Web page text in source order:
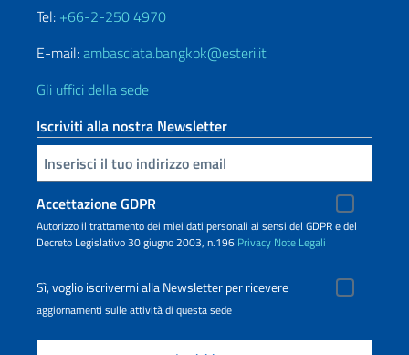
Tel: +66-2-250 4970
E-mail:ambasciata.bangkok@esteri.it
Gli uffici della sede
Iscriviti alla nostra Newsletter
Inserisci la tua email
Accettazione GDPR
Autorizzo il trattamento dei miei dati personali ai sensi del GDPR e del
Decreto Legislativo 30 giugno 2003, n.196 Privacy Note Legali
Sì, voglio iscrivermi alla Newsletter per ricevere
aggiornamenti sulle attività di questa sede